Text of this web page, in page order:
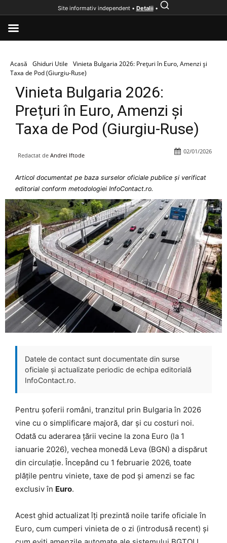
Acasă Ghiduri Utile
Vinieta Bulgaria 2026: Prețuri în Euro, Amenzi și
Taxa de Pod (Giurgiu-Ruse)
Vinieta Bulgaria 2026:
Prețuri în Euro, Amenzi și
Taxa de Pod (Giurgiu-Ruse)
Redactat de Andrei Iftode
02/01/2026
Articol documentat pe baza surselor oficiale publice și verificat
editorial conform metodologiei InfoContact.ro.
Datele de contact sunt documentate din surse
oficiale și actualizate periodic de echipa editorială
InfoContact.ro.
Pentru șoferii români, tranzitul prin Bulgaria în 2026
vine cu o simplificare majoră, dar și cu costuri noi.
Odată cu aderarea țării vecine la zona Euro (la 1
ianuarie 2026), vechea monedă Leva (BGN) a dispărut
din circulație. Începând cu 1 februarie 2026, toate
plățile pentru viniete, taxe de pod și amenzi se fac
exclusiv în Euro.
Acest ghid actualizat îți prezintă noile tarife oficiale în
Euro, cum cumperi vinieta de o zi (introdusă recent) și
Site informativ independent • Detalii•